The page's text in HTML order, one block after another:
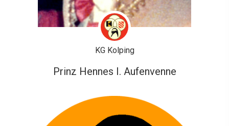
KG Kolping
Prinz Hennes I. Aufenvenne